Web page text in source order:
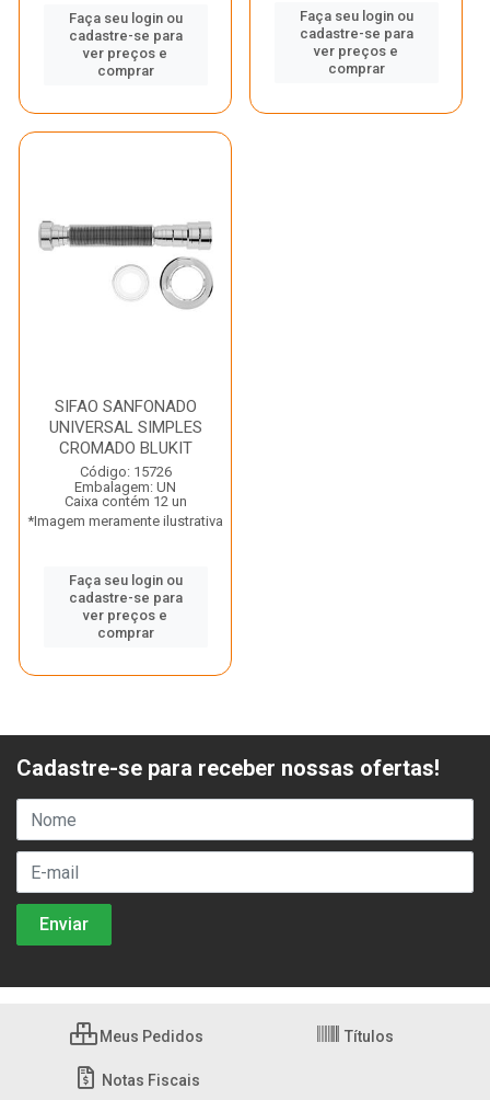
Faça seu login ou
cadastre-se para
ver preços e
comprar
Faça seu login ou
cadastre-se para
ver preços e
comprar
SIFAO SANFONADO
UNIVERSAL SIMPLES
CROMADO BLUKIT
Código: 15726
Embalagem: UN
Caixa contém 12 un
*Imagem meramente ilustrativa
Faça seu login ou
cadastre-se para
ver preços e
comprar
Cadastre-se para receber nossas ofertas!
Meus Pedidos Títulos
Notas Fiscais